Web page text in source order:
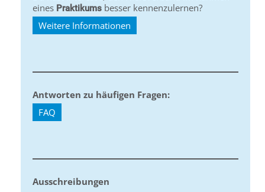
eines Praktikums besser kennenzulernen?
Weitere Informationen
Antworten zu häufigen Fragen:
FAQ
Ausschreibungen